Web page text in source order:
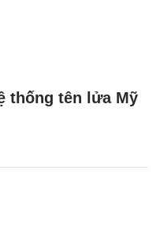
thống tên lửa Mỹ